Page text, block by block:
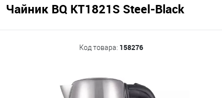
Чайник BQ KT1821S Steel-Black
Код товара: 158276